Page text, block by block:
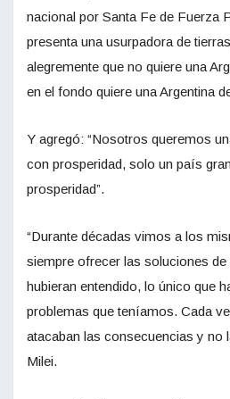
nacional por Santa Fe de Fuerza
presenta una usurpadora de
alegremente que no quiere una
en el fondo quiere una Argentina
Y agregó: “Nosotros queremos
con prosperidad, solo un país
prosperidad”.
“Durante décadas vimos a los
siempre ofrecer las soluciones
hubieran entendido, lo único que
problemas que teníamos. Cada
atacaban las consecuencias y no
Milei.